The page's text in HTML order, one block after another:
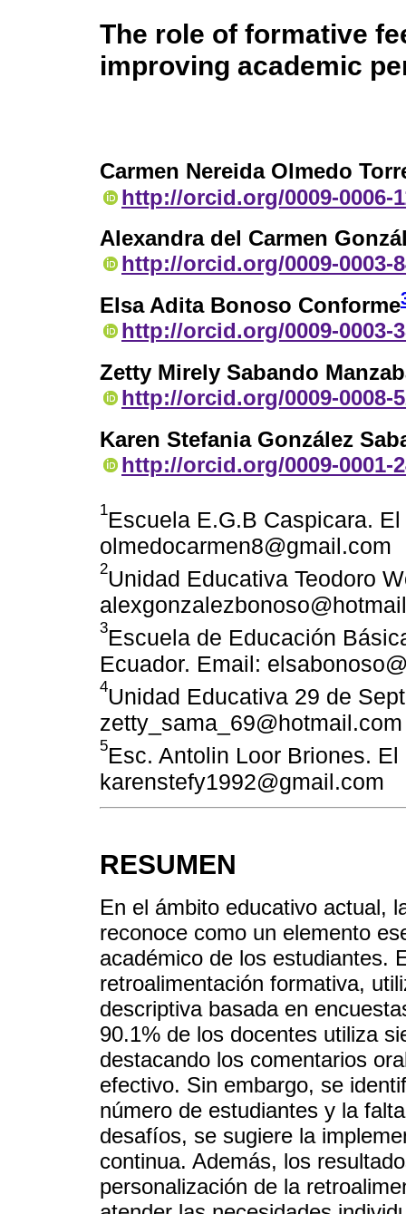
The role of formative
improving academic
Carmen Nereida Olmedo
http://orcid.org/0009-0006-
Alexandra del Carmen
http://orcid.org/0009-0003-
Elsa Adita Bonoso Conforme
http://orcid.org/0009-0003-
Zetty Mirely Sabando
http://orcid.org/0009-0008-
Karen Stefania González
http://orcid.org/0009-0001-
1Escuela E.G.B Caspicara.
olmedocarmen8@gmail.com
2Unidad Educativa Teodoro
3Escuela de Educación
Ecuador. Email:
4Unidad Educativa 29 de
zetty_sama_69@hotmail.com
5Esc. Antolin Loor Briones.
karenstefy1992@gmail.com
RESUMEN
En el ámbito educativo actual,
reconoce como un elemento
académico de los estudiantes.
retroalimentación formativa,
descriptiva basada en
90.1% de los docentes utiliza
destacando los comentarios
efectivo. Sin embargo, se
número de estudiantes y la
desafíos, se sugiere la
continua. Además, los
personalización de la